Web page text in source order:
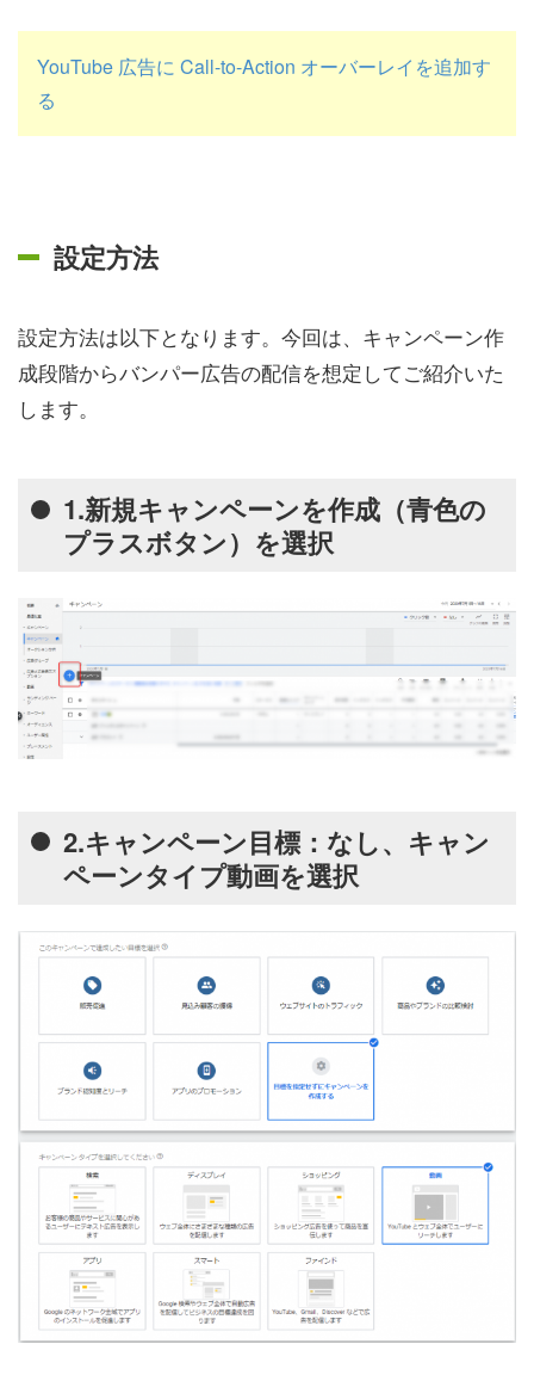
YouTube 広告に Call-to-Action オーバーレイを追加す
る
設定方法
設定方法は以下となります。今回は、キャンペーン作
成段階からバンパー広告の配信を想定してご紹介いた
します。
1.新規キャンペーンを作成（青色の
プラスボタン）を選択
2.キャンペーン目標：なし、キャン
ペーンタイプ動画を選択